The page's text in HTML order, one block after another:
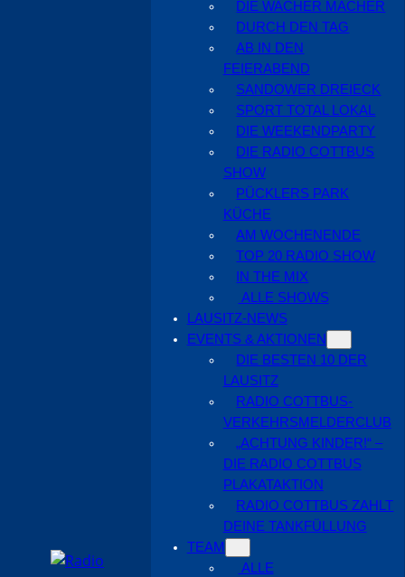
DIE WACHER MACHER
DURCH DEN TAG
AB IN DEN
FEIERABEND
SANDOWER DREIECK
SPORT TOTAL LOKAL
DIE WEEKENDPARTY
DIE RADIO COTTBUS
SHOW
PÜCKLERS PARK
KÜCHE
AM WOCHENENDE
TOP 20 RADIO SHOW
IN THE MIX
ALLE SHOWS
LAUSITZ-NEWS
EVENTS & AKTIONEN
DIE BESTEN 10 DER
LAUSITZ
RADIO COTTBUS-
VERKEHRSMELDERCLUB
„ACHTUNG KINDER!“ –
DIE RADIO COTTBUS
PLAKATAKTION
RADIO COTTBUS ZAHLT
DEINE TANKFÜLLUNG
TEAM
ALLE